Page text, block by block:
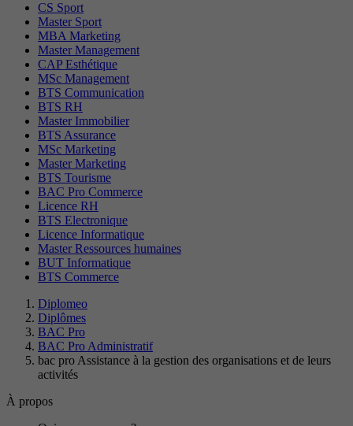
CS Sport
Master Sport
MBA Marketing
Master Management
CAP Esthétique
MSc Management
BTS Communication
BTS RH
Master Immobilier
BTS Assurance
MSc Marketing
Master Marketing
BTS Tourisme
BAC Pro Commerce
Licence RH
BTS Electronique
Licence Informatique
Master Ressources humaines
BUT Informatique
BTS Commerce
Diplomeo
Diplômes
BAC Pro
BAC Pro Administratif
bac pro Assistance à la gestion des organisations et de leurs
activités
À propos